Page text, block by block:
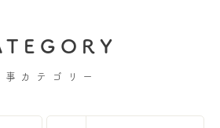
事カテゴリー